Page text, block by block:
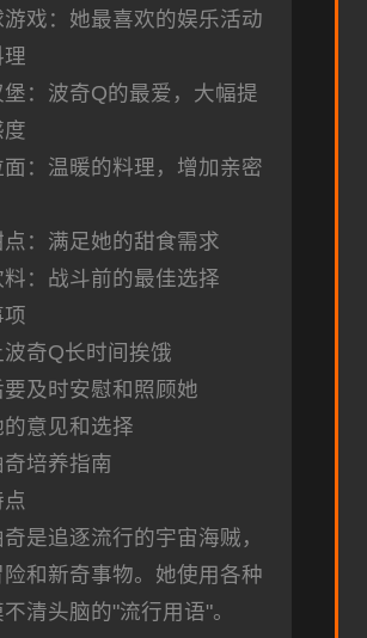
游戏：她最喜欢的娱乐活动
：波奇Q的最爱，大幅提
度
面：温暖的料理，增加亲密
点：满足她的甜食需求
料：战斗前的最佳选择
波奇Q长时间挨饿
要及时安慰和照顾她
的意见和选择
培养指南
是追逐流行的宇宙海贼，
险和新奇事物。她使用各种
清头脑的"流行用语"。